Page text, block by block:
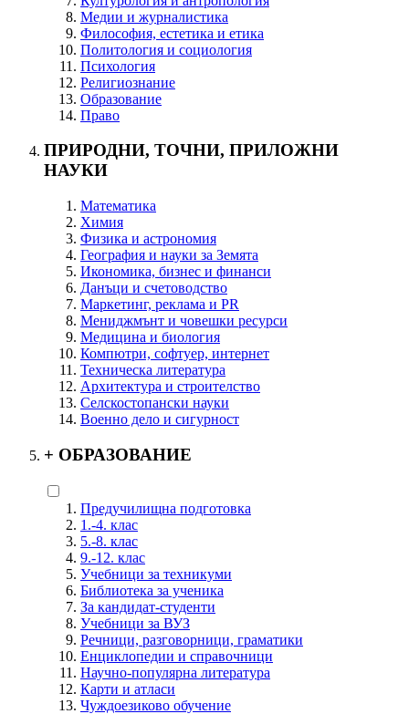
Медии и журналистика
Философия, естетика и етика
Политология и социология
Психология
Религиознание
Образование
Право
ПРИРОДНИ, ТОЧНИ, ПРИЛОЖНИ
НАУКИ
Математика
Химия
Физика и астрономия
География и науки за Земята
Икономика, бизнес и финанси
Данъци и счетоводство
Маркетинг, реклама и PR
Мениджмънт и човешки ресурси
Медицина и биология
Компютри, софтуер, интернет
Техническа литература
Архитектура и строителство
Селскостопански науки
Военно дело и сигурност
+ ОБРАЗОВАНИЕ
Предучилищна подготовка
1.-4. клас
5.-8. клас
9.-12. клас
Учебници за техникуми
Библиотека за ученика
За кандидат-студенти
Учебници за ВУЗ
Речници, разговорници, граматики
Енциклопедии и справочници
Научно-популярна литература
Карти и атласи
Чуждоезиково обучение